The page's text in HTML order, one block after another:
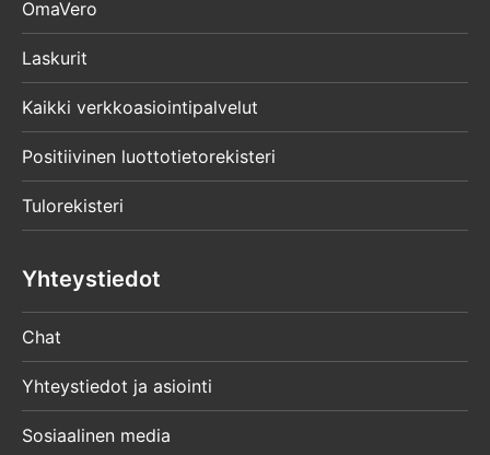
OmaVero
Laskurit
Kaikki verkkoasiointipalvelut
Positiivinen luottotietorekisteri
Tulorekisteri
Yhteystiedot
Chat
Yhteystiedot ja asiointi
Sosiaalinen media